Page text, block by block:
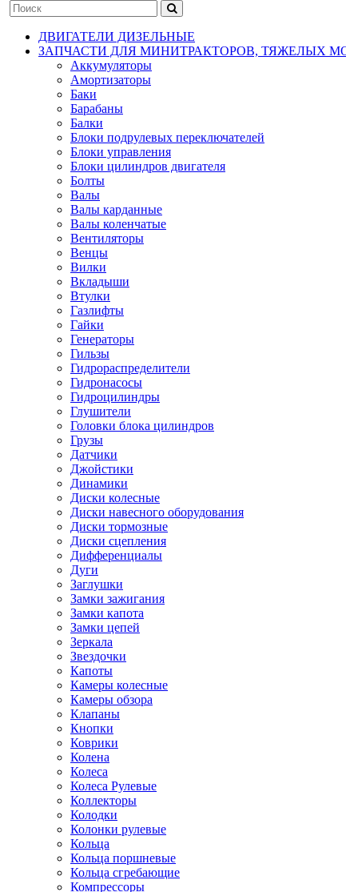
ДВИГАТЕЛИ ДИЗЕЛЬНЫЕ
ЗАПЧАСТИ ДЛЯ МИНИТРАКТОРОВ, ТЯЖЕЛЫХ
Аккумуляторы
Амортизаторы
Баки
Барабаны
Балки
Блоки подрулевых переключателей
Блоки управления
Блоки цилиндров двигателя
Болты
Валы
Валы карданные
Валы коленчатые
Вентиляторы
Венцы
Вилки
Вкладыши
Втулки
Газлифты
Гайки
Генераторы
Гильзы
Гидрораспределители
Гидронасосы
Гидроцилиндры
Глушители
Головки блока цилиндров
Грузы
Датчики
Джойстики
Динамики
Диски колесные
Диски навесного оборудования
Диски тормозные
Диски сцепления
Дифференциалы
Дуги
Заглушки
Замки зажигания
Замки капота
Замки цепей
Зеркала
Звездочки
Капоты
Камеры колесные
Камеры обзора
Клапаны
Кнопки
Коврики
Колена
Колеса
Колеса Рулевые
Коллекторы
Колодки
Колонки рулевые
Кольца
Кольца поршневые
Кольца сгребающие
Компрессоры